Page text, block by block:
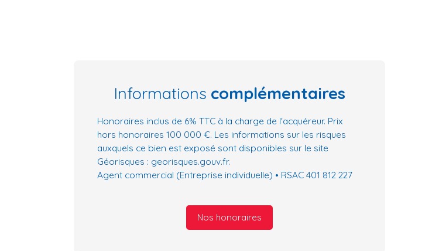
Informations complémentaires
Honoraires inclus de 6% TTC à la charge de l'acquéreur. Prix
hors honoraires 100 000 €. Les informations sur les risques
auxquels ce bien est exposé sont disponibles sur le site
Géorisques : georisques.gouv.fr.
Agent commercial (Entreprise individuelle) • RSAC 401 812 227
Nos honoraires